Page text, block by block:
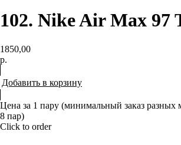
102. Nike Air Max 97
1850,00
р.
Добавить в корзину
Цена за 1 пару (минимальный заказ разных
8 пар)
Click to order